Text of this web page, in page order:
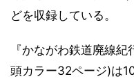
どを収録している。
『かながわ鉄道廃線
頭カラー32ページ)は